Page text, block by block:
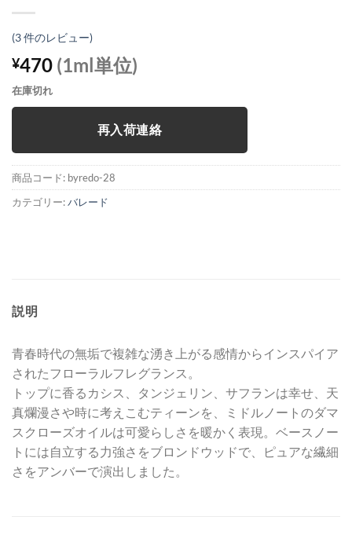
(3件のレビュー)
¥470 (1ml単位)
在庫切れ
再入荷連絡
商品コード: byredo-28
カテゴリー:バレード
説明
青春時代の無垢で複雑な湧き上がる感情からインスパイア
されたフローラルフレグランス。
トップに香るカシス、タンジェリン、サフランは幸せ、天
真爛漫さや時に考えこむティーンを、ミドルノートのダマ
スクローズオイルは可愛らしさを暖かく表現。ベースノー
トには自立する力強さをブロンドウッドで、ピュアな繊細
さをアンバーで演出しました。